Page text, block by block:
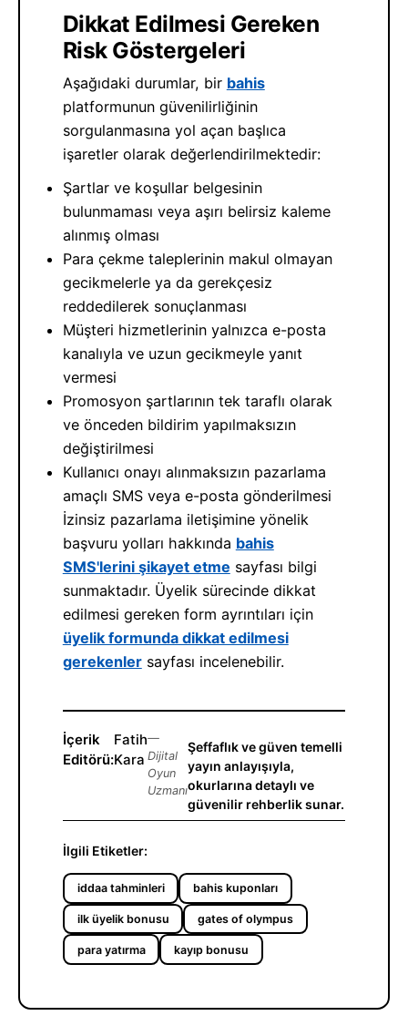
Dikkat Edilmesi Gereken
Risk Göstergeleri
Aşağıdaki durumlar, bir bahis
platformunun güvenilirliğinin
sorgulanmasına yol açan başlıca
işaretler olarak değerlendirilmektedir:
Şartlar ve koşullar belgesinin
bulunmaması veya aşırı belirsiz kaleme
alınmış olması
Para çekme taleplerinin makul olmayan
gecikmelerle ya da gerekçesiz
reddedilerek sonuçlanması
Müşteri hizmetlerinin yalnızca e-posta
kanalıyla ve uzun gecikmeyle yanıt
vermesi
Promosyon şartlarının tek taraflı olarak
ve önceden bildirim yapılmaksızın
değiştirilmesi
Kullanıcı onayı alınmaksızın pazarlama
amaçlı SMS veya e-posta gönderilmesi
İzinsiz pazarlama iletişimine yönelik
başvuru yolları hakkında bahis
SMS'lerini şikayet etme sayfası bilgi
sunmaktadır. Üyelik sürecinde dikkat
edilmesi gereken form ayrıntıları için
üyelik formunda dikkat edilmesi
gerekenlersayfası incelenebilir.
İçerik
Editörü:
Fatih
Kara
—
Dijital
Oyun
Uzmanı
Şeffaflık ve güven temelli
yayın anlayışıyla,
okurlarına detaylı ve
güvenilir rehberlik sunar.
İlgili Etiketler:
iddaa tahminleri bahis kuponları
ilk üyelik bonusu gates of olympus
para yatırma kayıp bonusu